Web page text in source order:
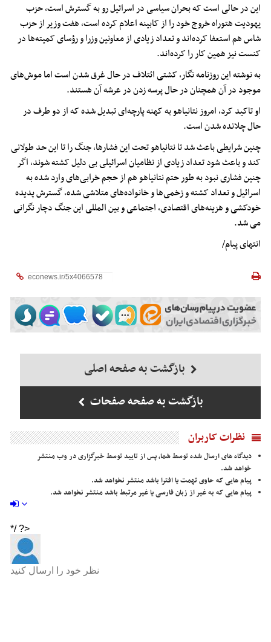
این در حالی است که بحران سیاسی در اسرائیل رو به گسترش است، حزب
یهودیت هتوراه خروج خود را از کابینه اعلام کرده است، هفت وزیر از حزب
شاس هم استعفا کرده‌اند و تعداد زیادی از معاونین وزرا و رؤسای کمیته‌ها در
کنست نیز همین کار را کرده‌اند.
به نوشته این روزنامه نگار، کشتی ائتلاف در حال غرق شدن است اما موش‌های
موجود در آن همچنان در حال پرسه زدن در عرشه آن هستند.
او تاکید کرد، امروز نتانیاهو به کهنه پارچه‌ای تبدیل شده که از دو طرف در
حال چلانده شدن است.
چنین شرایطی باعث شد تا نتانیاهو تحت این فشارها، جنگ را تا این حد طولانی
کند و باعث شود تعداد زیادی از نظامیان اسرائیلی بی دلیل کشته شوند، اگر
چنین فشاری نبود به طور حتم نتانیاهو هم از حجم خرابی‌های وارد شده به
اسرائیل و تعداد کشته و زخمی‌ها و خانواده‌های متلاشی شده، گسترش پدیده
خودکشی و هزینه‌های اقتصادی، اجتماعی و بین المللی این جنگ دچار نگرانی
می‌ شد.
انتهای پیام/
بازگشت به صفحه اصلی
بازگشت به صفحه صفحات
نظرات کاربران
دیدگاه های ارسال شده توسط شما، پس از تایید توسط خبرگزاری در وب منتشر
خواهد شد.
پیام هایی که حاوی تهمت یا افترا باشد منتشر نخواهد شد.
پیام هایی که به غیر از زبان فارسی یا غیر مرتبط باشد منتشر نخواهد شد.